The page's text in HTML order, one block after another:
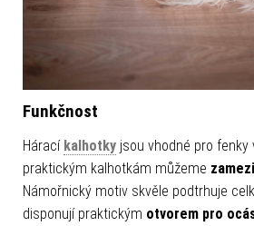
Funkčnost
Hárací kalhotky jsou vhodné pro fenky
praktickým kalhotkám můžeme
Námořnický motiv skvěle podtrhuje
disponují praktickým otvorem pro